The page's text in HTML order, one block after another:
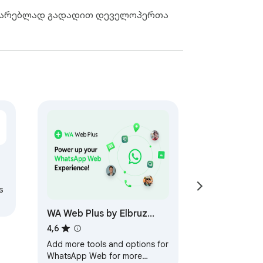
პატივი ეცით უარს და
სტატუსს პლატფორმა
ან დაფინანსებული WhatsApp-ის
გადადით დეველოპერთა
WA Web Plus by Elbruz
Technologies
4,6
Add more tools and options for
WhatsApp Web for more